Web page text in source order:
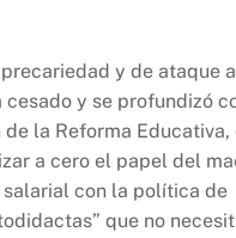
y de ataque
cesado y se profundizó
la Reforma Educativa,
a cero el papel del
con la política de
que no